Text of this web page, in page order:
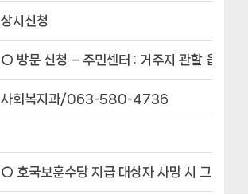
상시신청
○ 방문 신청 – 주민센터 : 거주지 관할 읍면동
사회복지과/063-580-4736
○ 호국보훈수당 지급 대상자 사망 시 그 유